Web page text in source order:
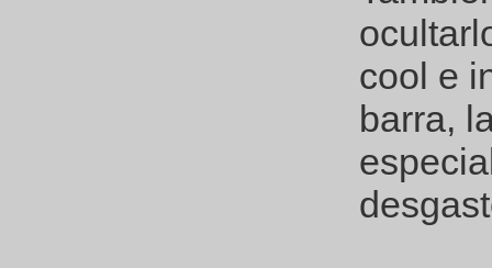
cool e
barra,